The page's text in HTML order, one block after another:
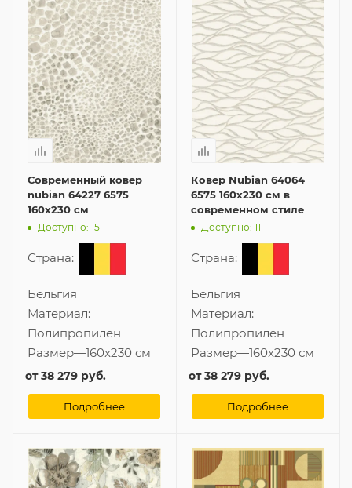
Современный ковер
nubian 64227 6575
160x230 см
Доступно: 15
Страна:
Бельгия
Материал:
Полипропилен
Размер—160x230 см
от38 279 руб.
Подробнее
Ковер Nubian 64064
6575 160x230 см в
современном стиле
Доступно: 11
Страна:
Бельгия
Материал:
Полипропилен
Размер—160x230 см
от38 279 руб.
Подробнее